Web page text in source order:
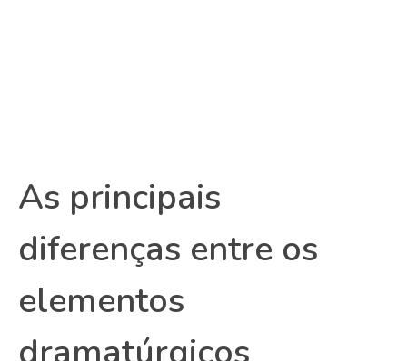
As principais
diferenças entre os
elementos